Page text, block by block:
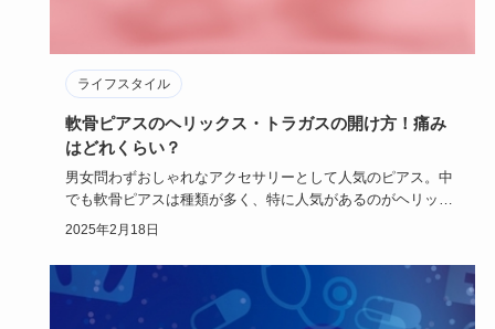
ライフスタイル
軟骨ピアスのヘリックス・トラガスの開け方！痛み
はどれくらい？
男女問わずおしゃれなアクセサリーとして人気のピアス。中
でも軟骨ピアスは種類が多く、特に人気があるのがヘリック
スやトラガスで…
2025年2月18日